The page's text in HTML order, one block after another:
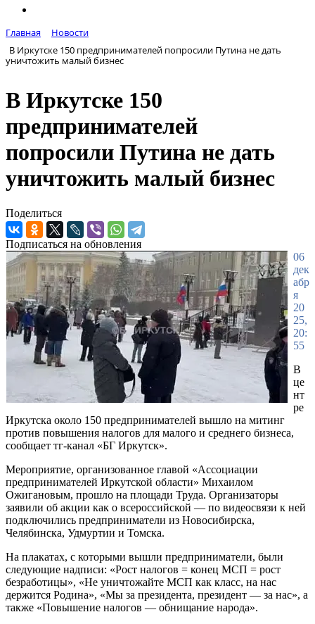
Главная
Новости
В Иркутске 150 предпринимателей попросили Путина не дать
уничтожить малый бизнес
В Иркутске 150
предпринимателей
попросили Путина не дать
уничтожить малый бизнес
Поделиться
Подписаться на обновления
06
дек
абр
я
20
25,
20:
55
В
це
нт
ре
Иркутска около 150 предпринимателей вышло на митинг
против повышения налогов для малого и среднего бизнеса,
сообщает тг-канал «БГ Иркутск».
Мероприятие, организованное главой «Ассоциации
предпринимателей Иркутской области» Михаилом
Ожигановым, прошло на площади Труда. Организаторы
заявили об акции как о всероссийской — по видеосвязи к ней
подключились предприниматели из Новосибирска,
Челябинска, Удмуртии и Томска.
На плакатах, с которыми вышли предприниматели, были
следующие надписи: «Рост налогов = конец МСП = рост
безработицы», «Не уничтожайте МСП как класс, на нас
держится Родина», «Мы за президента, президент — за нас», а
также «Повышение налогов — обнищание народа».